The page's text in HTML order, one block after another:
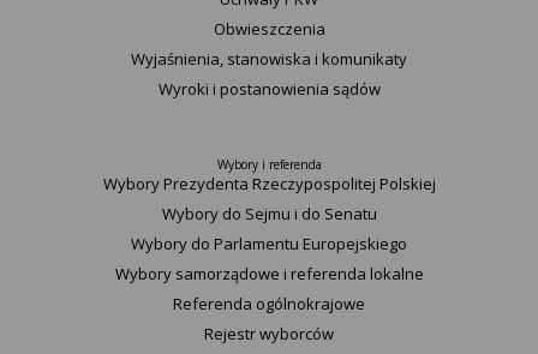
Obwieszczenia
Wyjaśnienia, stanowiska i komunikaty
Wyroki i postanowienia sądów
Wybory i referenda
Wybory Prezydenta Rzeczypospolitej Polskiej
Wybory do Sejmu i do Senatu
Wybory do Parlamentu Europejskiego
Wybory samorządowe i referenda lokalne
Referenda ogólnokrajowe
Rejestr wyborców